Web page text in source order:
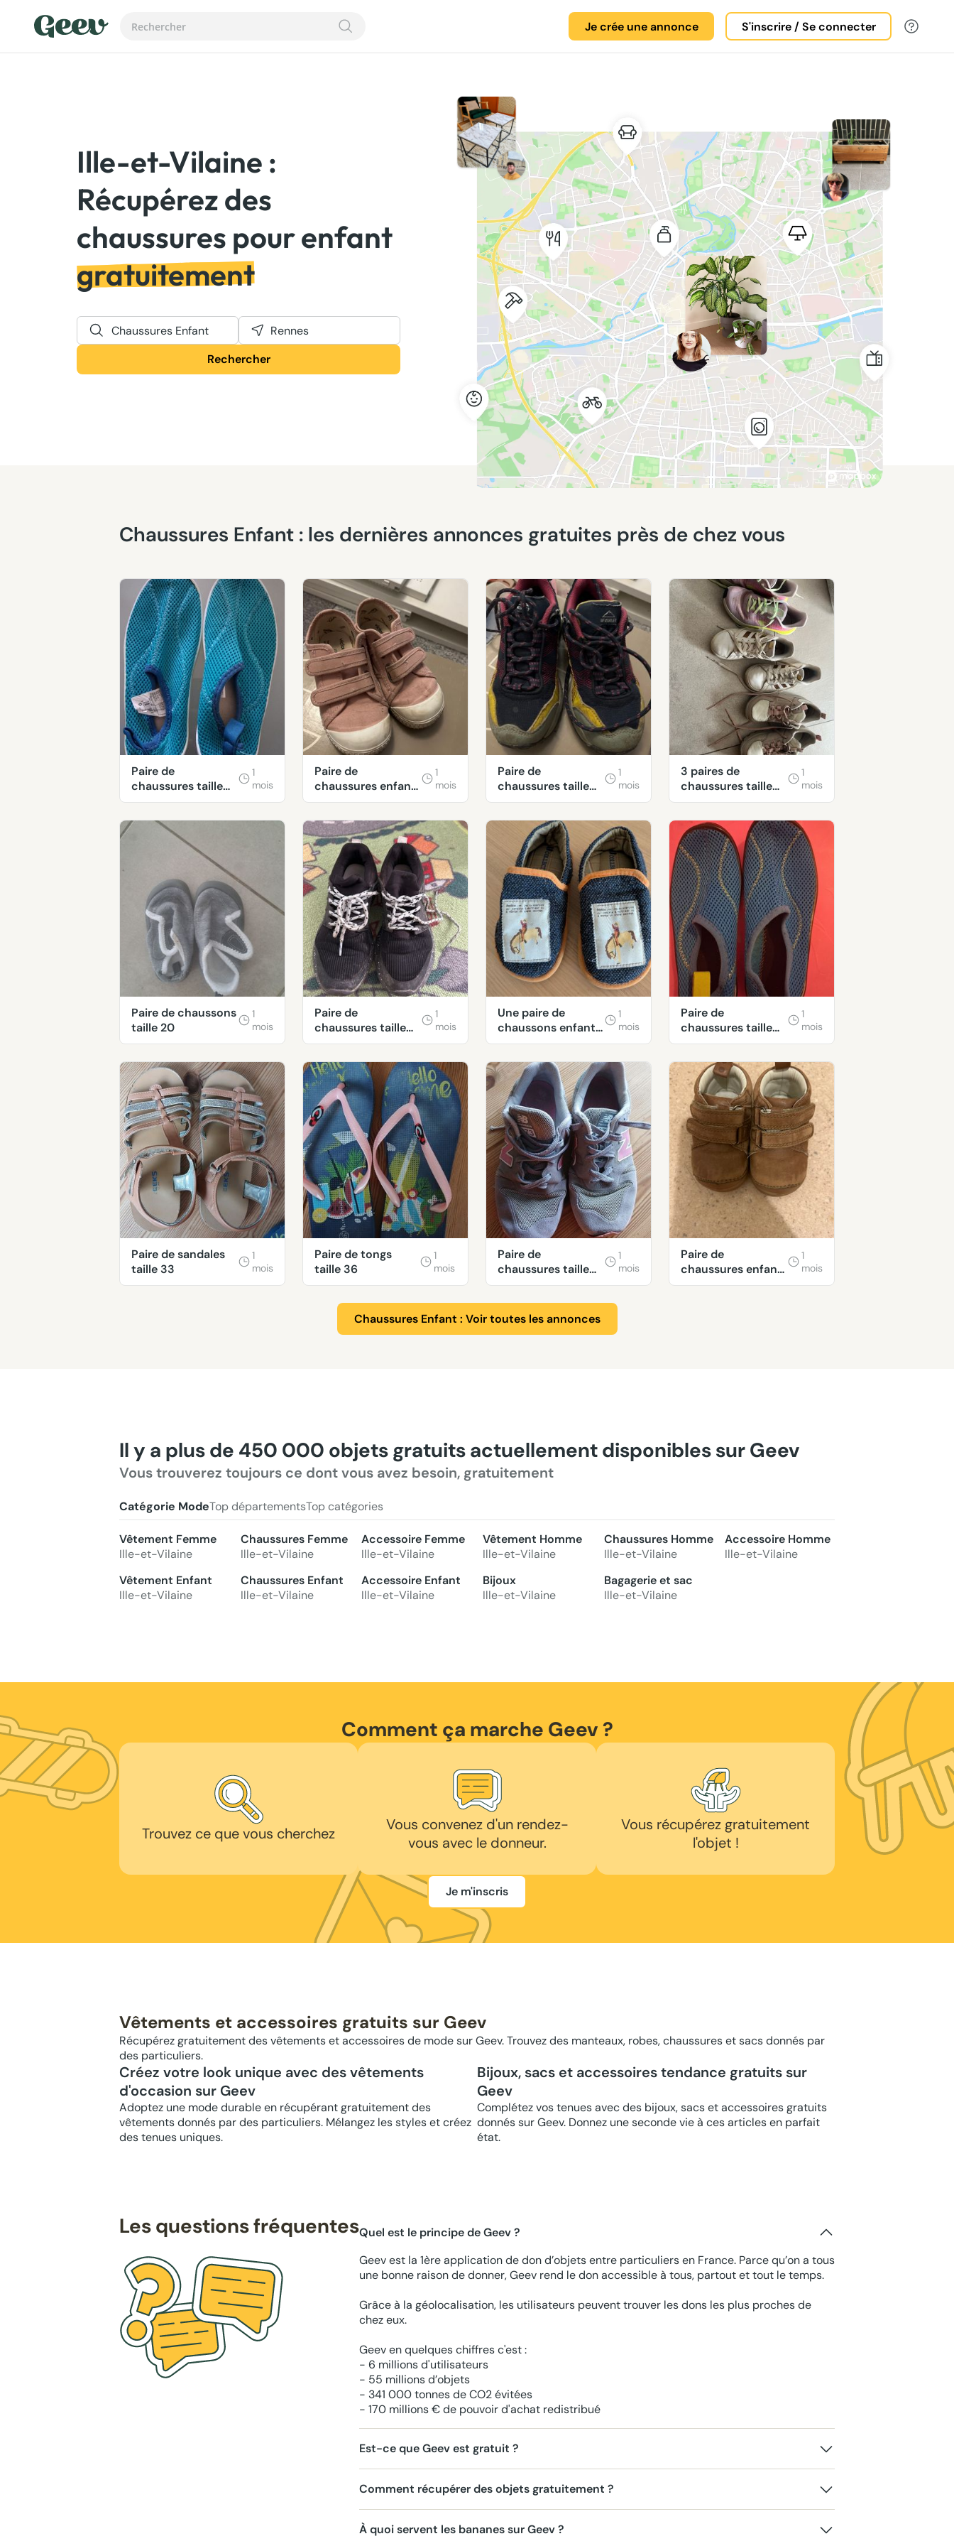
Je crée une annonce S'inscrire / Se connecter
Ille-et-Vilaine :
Récupérez des
gratuitement
Chaussures Enfant
Rennes
Rechercher
Chaussures Enfant : les dernières annonces gratuites près de chez vous
Paire de
chaussures taille
32
1
mois
Paire de
chaussures enfant
taille 28
1
mois
Paire de
chaussures taille
29
1
mois
3 paires de
chaussures taille
35
1
mois
Paire de chaussons
taille 20
1
mois
Paire de
chaussures taille
35
1
mois
Une paire de
chaussons enfant
Taille 30
1
mois
Paire de
chaussures taille
30
1
mois
Paire de sandales
taille 33
1
mois
Paire de tongs
taille 36
1
mois
Paire de
chaussures taille
35
1
mois
Paire de
chaussures enfant
pointure 18
1
mois
Chaussures Enfant : Voir toutes les annonces
Il y a plus de 450 000 objets gratuits actuellement disponibles sur Geev
Vous trouverez toujours ce dont vous avez besoin, gratuitement
Catégorie ModeTop départementsTop catégories
Vêtement Femme
Ille-et-Vilaine
Chaussures Femme
Ille-et-Vilaine
Accessoire Femme
Ille-et-Vilaine
Vêtement Homme
Ille-et-Vilaine
Chaussures Homme
Ille-et-Vilaine
Accessoire Homme
Ille-et-Vilaine
Vêtement Enfant
Ille-et-Vilaine
Chaussures Enfant
Ille-et-Vilaine
Accessoire Enfant
Ille-et-Vilaine
Bijoux
Ille-et-Vilaine
Bagagerie et sac
Ille-et-Vilaine
Comment ça marche Geev ?
Trouvez ce que vous cherchez
Vous convenez d'un rendez-
vous avec le donneur.
Vous récupérez gratuitement
l'objet !
Je m'inscris
Vêtements et accessoires gratuits sur Geev
Récupérez gratuitement des vêtements et accessoires de mode sur Geev. Trouvez des manteaux, robes, chaussures et sacs donnés par
des particuliers.
Créez votre look unique avec des vêtements
d'occasion sur Geev
Adoptez une mode durable en récupérant gratuitement des
vêtements donnés par des particuliers. Mélangez les styles et créez
des tenues uniques.
Bijoux, sacs et accessoires tendance gratuits sur
Geev
Complétez vos tenues avec des bijoux, sacs et accessoires gratuits
donnés sur Geev. Donnez une seconde vie à ces articles en parfait
état.
Les questions fréquentesQuel est le principe de Geev ?
Geev est la 1ère application de don d’objets entre particuliers en France. Parce qu’on a tous
une bonne raison de donner, Geev rend le don accessible à tous, partout et tout le temps.
Grâce à la géolocalisation, les utilisateurs peuvent trouver les dons les plus proches de
chez eux.
Geev en quelques chiffres c'est :
- 6 millions d'utilisateurs
- 55 millions d’objets
- 341 000 tonnes de CO2 évitées
- 170 millions € de pouvoir d'achat redistribué
Est-ce que Geev est gratuit ?
Comment récupérer des objets gratuitement ?
À quoi servent les bananes sur Geev ?